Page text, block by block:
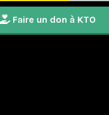
Faire un don à KTO